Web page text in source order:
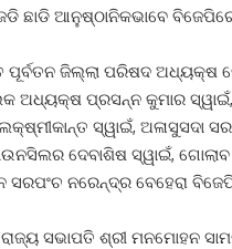
ଛାଡି ଆନୁଷ୍ଠାନିକଭାବେ
ପୂର୍ବତନ ଜିଲ୍ଲା ପରିଷଦ ଅଧ୍ୟକ୍ଷ
ଅଧ୍ୟକ୍ଷ ପ୍ରସନ୍ନ କୁମାର
ସ୍ୱାଇଁ, ଅଳାସୁସଦା
ଦେବାଶିଷ ସ୍ୱାଇଁ,
ନରେନ୍ଦ୍ର ବେହେରା
ସଭାପତି ଶ୍ରୀ ମନମୋହନ